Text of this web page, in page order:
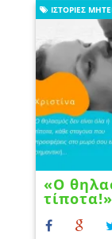
«Ο
τίποτα!»
ΙΣΤΟΡΊΕΣ